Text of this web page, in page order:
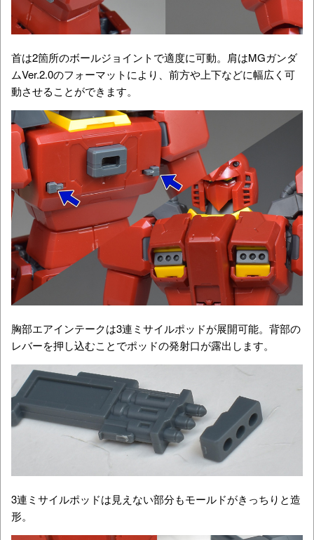
首は2箇所のボールジョイントで適度に可動。肩はMGガンダ
ムVer.2.0のフォーマットにより、前方や上下などに幅広く可
動させることができます。
胸部エアインテークは3連ミサイルポッドが展開可能。背部の
レバーを押し込むことでポッドの発射口が露出します。
3連ミサイルポッドは見えない部分もモールドがきっちりと造
形。